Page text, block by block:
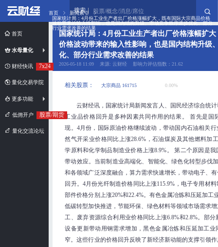
首页
水母量化
财经快讯 7x24
量化交易学院
更多功能
低佣开户 股票/期货
量化交流论坛
首页
新闻索引
国家统计局：4月份工业生产者出厂价格涨幅扩大，既有国际大宗商品价格
波动带来的输入性影响，也是国内结构升级、市场竞争秩序逐步优化、部分
行业需求改善的结果
搜索 股票/概念/消息/席位
国家统计局：4月份工业生产者出厂价格涨幅扩
价格波动带来的输入性影响，也是国内结构升级
化、部分行业需求改善的结果
2026-05-18 11:09 来源: 云财经 影响力评估指数：21.62
相关股票： 大宗商品 161715 0.00%
云财经讯，国家统计局新闻发言人、国民经济综合统
工业品价格回升是多种因素共同作用的结果。 首先是国
现。4月份，国际原油价格继续波动，带动国内石油相关
然气开采业价格同比上涨28.6%，石油煤炭及其他燃料加
学原料和化学制品制造业价格上涨8.9%。 第二个原因是
带动效应。当前制造业高端化、智能化、绿色化转型步伐
和各领域广泛深度融合，算力需求快速增长，带动电子、
回升。4月份光纤制造价格同比上涨115.9%，电子专用材
部件价格分别上涨20%和22.4%。有色金属冶炼和压延加工
低碳转型加快推进，节能环保、绿色材料等领域市场需求
工、废弃资源综合利用业价格同比上涨6.8%和2.8%。部
设备更新带动用钢需求增加，黑色金属冶炼和压延加工业
窄。这些行业的价格回升反映了新经济新动能的支撑引领